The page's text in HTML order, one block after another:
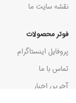
نقشه سایت ما
فوتر محصولات
پروفایل اینستاگرام
تماس با ما
آخرین اخبار